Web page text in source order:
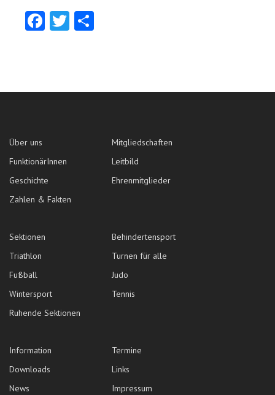
Facebook
Twitter
Über uns
Mitgliedschaften
FunktionärInnen
Leitbild
Geschichte
Ehrenmitglieder
Zahlen & Fakten
Sektionen
Behindertensport
Triathlon
Turnen für alle
Fußball
Judo
Wintersport
Tennis
Ruhende Sektionen
Information
Termine
Downloads
Links
News
Impressum